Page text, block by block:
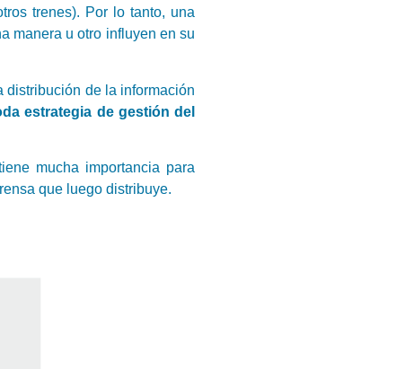
trenes). Por lo tanto, una
manera u otro influyen en su
distribución de la información
estrategia de gestión del
mucha importancia para
que luego distribuye.